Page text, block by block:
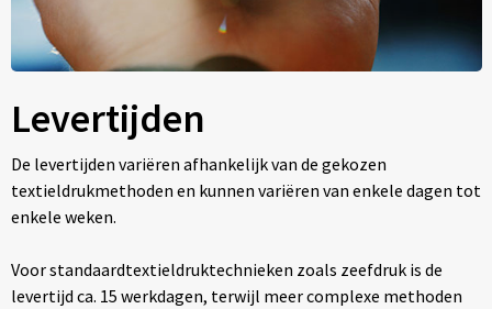
Levertijden
De levertijden variëren afhankelijk van de gekozen
textieldrukmethoden en kunnen variëren van enkele dagen tot
enkele weken.
Voor standaardtextieldruktechnieken zoals zeefdruk is de
levertijd ca. 15 werkdagen, terwijl meer complexe methoden